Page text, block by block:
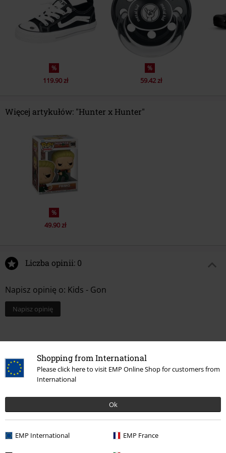
Shopping from International
Please click here to visit EMP Online Shop for customers from
International
Ok
EMP International EMP France
%
119.90 zł
%
59.42 zł
Więcej artykułów: "Hunter x Hunter"
%
49.90 zł
Liczba opinii: 0
Napisz opinię o: Kids - Gon
Napisz opinię